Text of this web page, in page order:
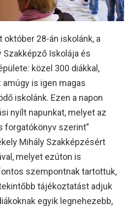
28-án iskolánk, a
Szakképző Iskolája és
közel 300 diákkal,
is igen magas
iskolánk. Ezen a napon
nyílt napunkat, melyet az
forgatókönyv szerint”
Mihály Szakképzésért
melyet ezúton is
szempontnak tartottuk,
tájékoztatást adjuk
egyik legnehezebb,